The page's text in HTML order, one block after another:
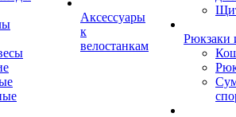
Аксессуары
к
велостанкам
Рюкзаки